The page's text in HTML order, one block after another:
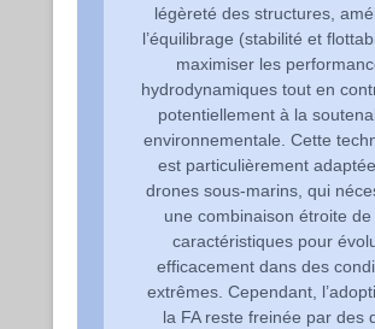
légèreté des structures,
l’équilibrage (stabilité et
maximiser les
hydrodynamiques tout en
potentiellement à la
environnementale. Cette
est particulièrement
drones sous-marins, qui
une combinaison étroite de
caractéristiques pour
efficacement dans des
extrêmes. Cependant,
la FA reste freinée par des